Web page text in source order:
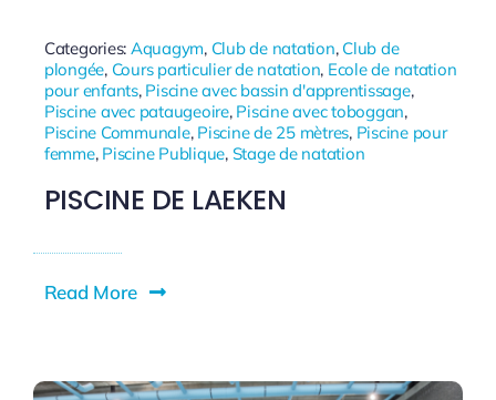
Categories: Aquagym, Club de natation, Club de
plongée, Cours particulier de natation, Ecole de natation
pour enfants, Piscine avec bassin d'apprentissage,
Piscine avec pataugeoire, Piscine avec toboggan,
Piscine Communale, Piscine de 25 mètres, Piscine pour
femme, Piscine Publique, Stage de natation
PISCINE DE LAEKEN
Read More